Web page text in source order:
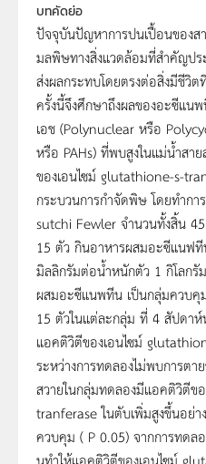
บทคัดย่อ
ปัจจุบันปัญหาการปนเปื้อนของส
มลพิษทางสิ่งแวดล้อมที่สำคัญปร
ส่งผลกระทบโดยตรงต่อสิ่งมีชีวิ
ครั้งนี้จึงศึกษาถึงผลของอะซีแน
เอช (Polynuclear หรือ
หรือ PAHs) ที่พบสูงในแม่น้ำส
ของเอนไซม์ glutathione-s-
กระบวนการกำจัดพิษ โดยทำกา
sutchi Fewler จำนวนทั้งสิ้น
15 ตัว กินอาหารผสมอะซีแนฟ
มิลลิกรัมต่อน้ำหนักตัว 1 กิโลก
ผสมอะซีแนพทีน เป็นกลุ่มควบคุ
15 ตัวในแต่ละกลุ่ม ที่ 4 สัปดา
แอคติวิตีของเอนไซม์
ระหว่างการทดลองไม่พบการต
สวายในกลุ่มทดลองมีแอคติวิตีข
tranferase ในตับเพิ่มสูงขึ้นอย่
ควบคุม ( P 0.05) จากการทดล